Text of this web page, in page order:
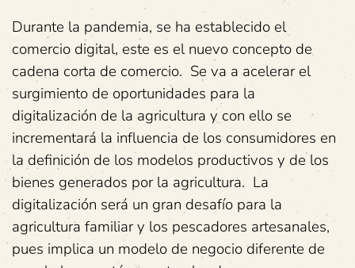
Durante la pandemia, se ha establecido el
comercio digital, este es el nuevo concepto de
cadena corta de comercio. Se va a acelerar el
surgimiento de oportunidades para la
digitalización de la agricultura y con ello se
incrementará la influencia de los consumidores en
la definición de los modelos productivos y de los
bienes generados por la agricultura. La
digitalización será un gran desafío para la
agricultura familiar y los pescadores artesanales,
pues implica un modelo de negocio diferente de